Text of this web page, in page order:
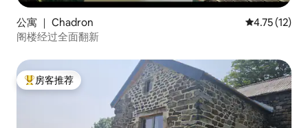
公寓 ｜ Chadron 平均评分
4.75 (12)
阁楼经过全面翻新
热门「房客推荐」
房客推荐